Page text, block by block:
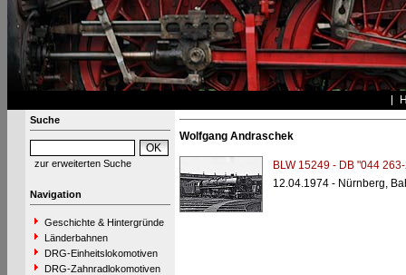
Suche
zur erweiterten Suche
Navigation
Geschichte & Hintergründe
Länderbahnen
DRG-Einheitslokomotiven
DRG-Zahnradlokomotiven
Wolfgang Andraschek
BLW 15249 - DB "044
12.04.1974 - Nürnberg,